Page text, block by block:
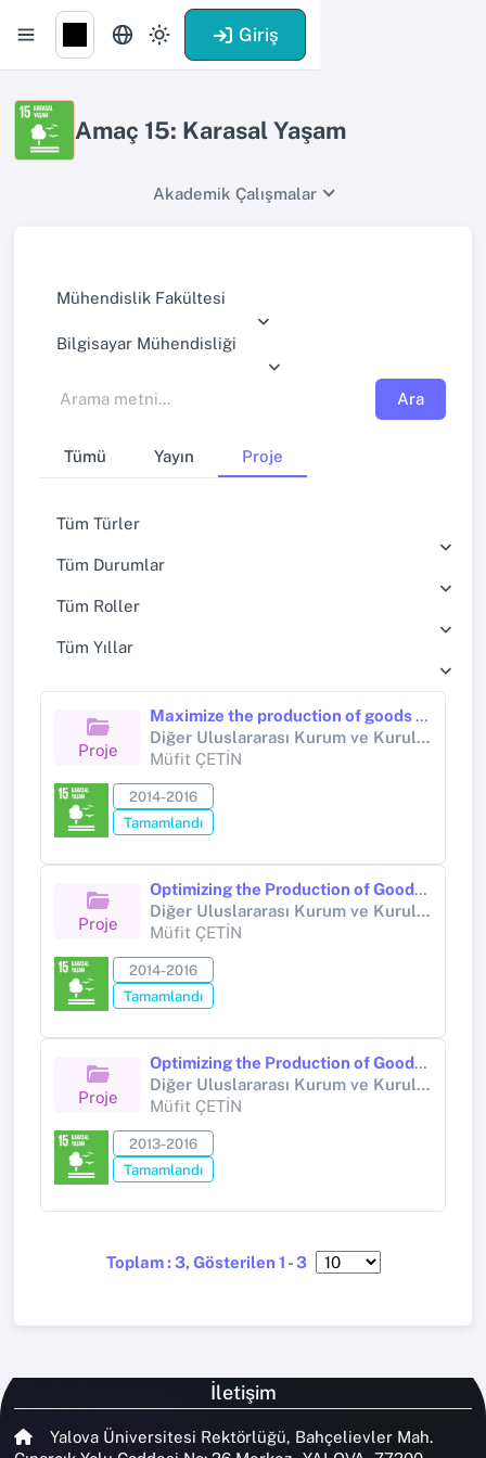
Giriş
Amaç 15: Karasal Yaşam
Akademik Çalışmalar
Mühendislik Fakültesi
Bilgisayar Mühendisliği
Ara
Tümü Yayın Proje
Tüm Türler
Tüm Durumlar
Tüm Roller
Tüm Yıllar
Proje
Maximize the production of goods and services of Mediterranean forest ecosystems in the context of global changes Antalya Turkey Component 4
Diğer Uluslararası Kurum ve Kuruluşlar (Diğer (Uluslararası))
Müfit ÇETİN
2014-2016
Tamamlandı
Proje
Optimizing the Production of Goods and Services by Mediterranean Woodland Ecosystems in the Context of Global Changes
Diğer Uluslararası Kurum ve Kuruluşlar (Diğer (Uluslararası))
Müfit ÇETİN
2014-2016
Tamamlandı
Proje
Optimizing the Production of Goods and Services by Mediterranean Woodland Ecosystems in the Context of Global Changes projesi Maximize the Production of Goods and Services of Mediterranean Forest Ecosystems in the Context of Global Changes Düzlerçamı/Turk
Diğer Uluslararası Kurum ve Kuruluşlar (Diğer Resmi Kurum ve Kuruluşlar)
Müfit ÇETİN
2013-2016
Tamamlandı
Toplam : 3, Gösterilen 1 - 3
İletişim
Yalova Üniversitesi Rektörlüğü, Bahçelievler Mah.